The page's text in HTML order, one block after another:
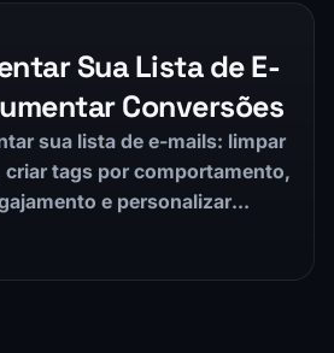
Sua Lista de E-
Conversões
sua lista de e-mails: limpar
tags por comportamento,
e personalizar